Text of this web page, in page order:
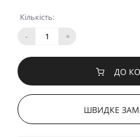
Кількість:
-
+
ДО
ШВИДКЕ